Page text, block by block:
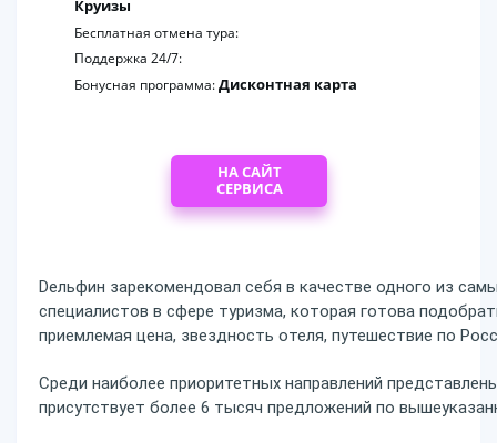
Круизы
Бесплатная отмена тура:
Поддержка 24/7:
Бонусная программа:Дисконтная карта
НА САЙТ
СЕРВИСА
Dельфин зарекомендовал себя в качестве одного из
специалистов в сфере туризма, которая готова
приемлемая цена, звездность отеля, путешествие по
Среди наиболее приоритетных направлений
присутствует более 6 тысяч предложений по